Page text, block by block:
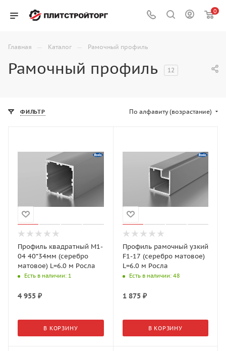
0
Главная — Каталог — Рамочный профиль
Рамочный профиль 12
ФИЛЬТР По алфавиту (возрастание)
Профиль квадратный M1-
04 40*34мм (серебро
матовое) L=6.0 м Росла
Есть в наличии: 1
4 955 ₽
В КОРЗИНУ
Профиль рамочный узкий
F1-17 (серебро матовое)
L=6.0 м Росла
Есть в наличии: 48
1 875₽
В КОРЗИНУ